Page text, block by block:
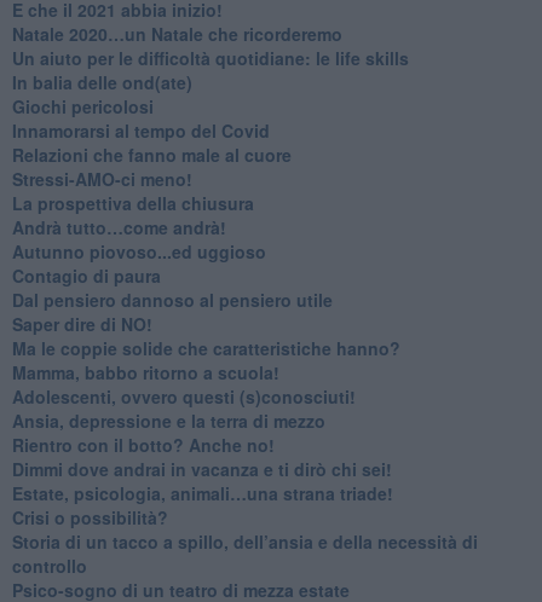
​E che il 2021 abbia inizio!
​Natale 2020…un Natale che ricorderemo
Un aiuto per le difficoltà quotidiane: le life skills
​In balia delle ond(ate)
Giochi pericolosi
Innamorarsi al tempo del Covid
​Relazioni che fanno male al cuore
​Stressi-AMO-ci meno!
​La prospettiva della chiusura
​Andrà tutto…come andrà!
Autunno piovoso...ed uggioso
​Contagio di paura
​Dal pensiero dannoso al pensiero utile
​Saper dire di NO!
​Ma le coppie solide che caratteristiche hanno?
​Mamma, babbo ritorno a scuola!
Adolescenti, ovvero questi (s)conosciuti!
Ansia, depressione e la terra di mezzo
​Rientro con il botto? Anche no!
Dimmi dove andrai in vacanza e ti dirò chi sei!
​Estate, psicologia, animali…una strana triade!
​Crisi o possibilità?
​Storia di un tacco a spillo, dell’ansia e della necessità di
controllo
​Psico-sogno di un teatro di mezza estate